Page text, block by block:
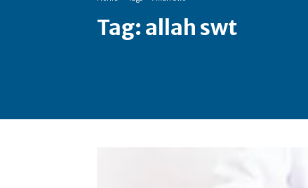
Tag: allah swt